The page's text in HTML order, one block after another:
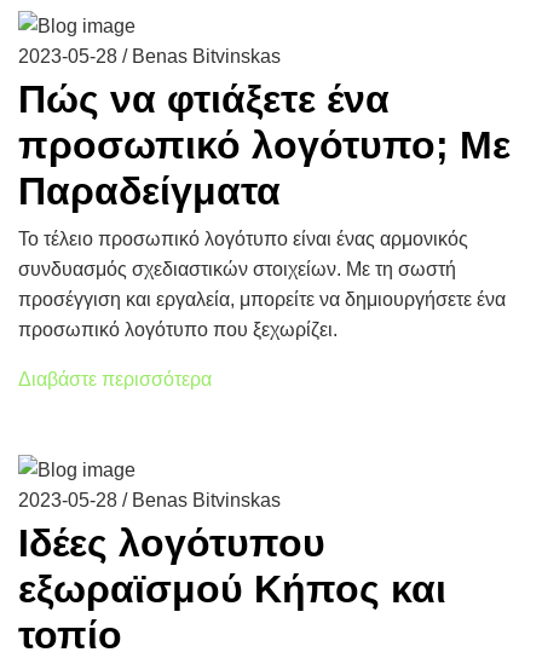
2023-05-28 / Benas Bitvinskas
Πώς να φτιάξετε ένα
προσωπικό λογότυπο; Με
Παραδείγματα
Το τέλειο προσωπικό λογότυπο είναι ένας αρμονικός
συνδυασμός σχεδιαστικών στοιχείων. Με τη σωστή
προσέγγιση και εργαλεία, μπορείτε να δημιουργήσετε ένα
προσωπικό λογότυπο που ξεχωρίζει.
Διαβάστε περισσότερα
2023-05-28 / Benas Bitvinskas
Ιδέες λογότυπου
εξωραϊσμού Κήπος και
τοπίο